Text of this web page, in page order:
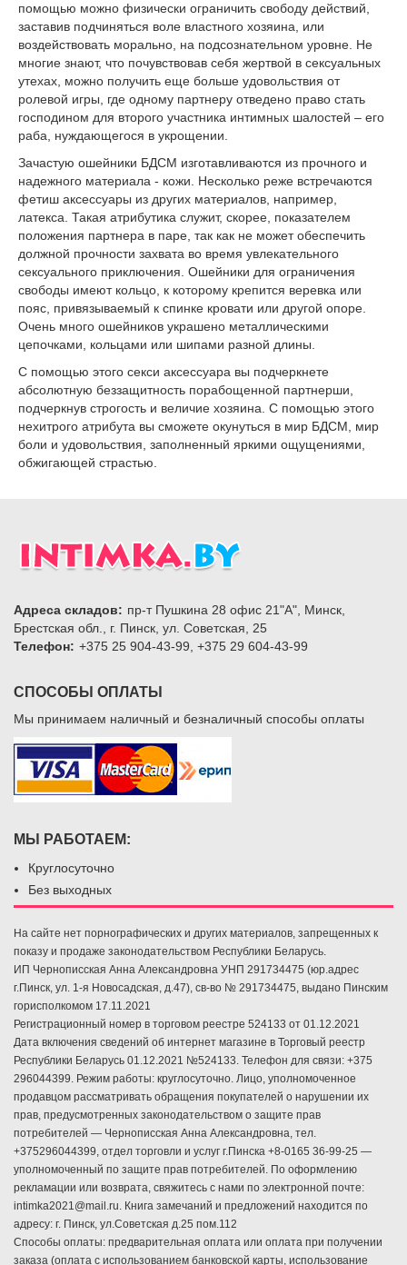
помощью можно физически ограничить свободу действий,
заставив подчиняться воле властного хозяина, или
воздействовать морально, на подсознательном уровне. Не
многие знают, что почувствовав себя жертвой в сексуальных
утехах, можно получить еще больше удовольствия от
ролевой игры, где одному партнеру отведено право стать
господином для второго участника интимных шалостей – его
раба, нуждающегося в укрощении.
Зачастую ошейники БДСМ изготавливаются из прочного и
надежного материала - кожи. Несколько реже встречаются
фетиш аксессуары из других материалов, например,
латекса. Такая атрибутика служит, скорее, показателем
положения партнера в паре, так как не может обеспечить
должной прочности захвата во время увлекательного
сексуального приключения. Ошейники для ограничения
свободы имеют кольцо, к которому крепится веревка или
пояс, привязываемый к спинке кровати или другой опоре.
Очень много ошейников украшено металлическими
цепочками, кольцами или шипами разной длины.
С помощью этого секси аксессуара вы подчеркнете
абсолютную беззащитность порабощенной партнерши,
подчеркнув строгость и величие хозяина. С помощью этого
нехитрого атрибута вы сможете окунуться в мир БДСМ, мир
боли и удовольствия, заполненный яркими ощущениями,
обжигающей страстью.
Адреса складов: пр-т Пушкина 28 офис 21"А", Минск,
Брестская обл., г. Пинск, ул. Советская, 25
Телефон: +375 25 904-43-99, +375 29 604-43-99
СПОСОБЫ ОПЛАТЫ
Мы принимаем наличный и безналичный способы оплаты
МЫ РАБОТАЕМ:
Круглосуточно
Без выходных
На сайте нет порнографических и других материалов, запрещенных к
показу и продаже законодательством Республики Беларусь.
ИП Чернописская Анна Александровна УНП 291734475 (юр.адрес
г.Пинск, ул. 1-я Новосадская, д.47), св-во № 291734475, выдано Пинским
горисполкомом 17.11.2021
Регистрационный номер в торговом реестре 524133 от 01.12.2021
Дата включения сведений об интернет магазине в Торговый реестр
Республики Беларусь 01.12.2021 №524133. Телефон для связи: +375
296044399. Режим работы: круглосуточно. Лицо, уполномоченное
продавцом рассматривать обращения покупателей о нарушении их
прав, предусмотренных законодательством о защите прав
потребителей — Чернописская Анна Александровна, тел.
+375296044399, отдел торговли и услуг г.Пинска +8-0165 36-99-25 —
уполномоченный по защите прав потребителей. По оформлению
рекламации или возврата, свяжитесь с нами по электронной почте:
intimka2021@mail.ru. Книга замечаний и предложений находится по
адресу: г. Пинск, ул.Советская д.25 пом.112
Способы оплаты: предварительная оплата или оплата при получении
заказа (оплата с использованием банковской карты, использование